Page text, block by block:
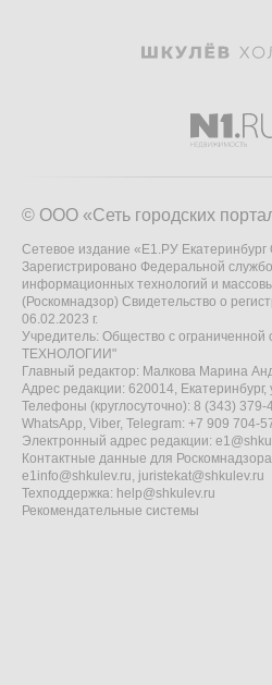
© ООО «Сеть городских
Сетевое издание «Е1.РУ Екатеринбург
Зарегистрировано Федеральной
информационных технологий и
(Роскомнадзор) Свидетельство о
06.02.2023 г.
Учредитель: Общество с
ТЕХНОЛОГИИ"
Главный редактор: Малкова Марина
Адрес редакции: 620014,
Телефоны (круглосуточно): 8 (343) 379-
WhatsApp, Viber, Telegram: +7 909 704-
Электронный адрес редакции:
Контактные данные для
e1info@shkulev.ru, juristekat@shkulev.ru
Техподдержка: help@shkulev.ru
Рекомендательные системы